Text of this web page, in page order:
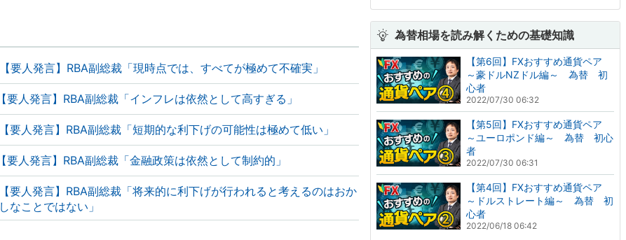
【要人発言】RBA副総裁「現時点では、すべてが極めて不確実」
【要人発言】RBA副総裁「インフレは依然として高すぎる」
【要人発言】RBA副総裁「短期的な利下げの可能性は極めて低い」
【要人発言】RBA副総裁「金融政策は依然として制約的」
【要人発言】RBA副総裁「将来的に利下げが行われると考えるのはおか
しなことではない」
為替相場を読み解くための基礎知識
【第6回】FXおすすめ通貨ペア
～豪ドルNZドル編～ 為替 初
心者
2022/07/30 06:32
【第5回】FXおすすめ通貨ペア
～ユーロポンド編～ 為替 初心
者
2022/07/30 06:31
【第4回】FXおすすめ通貨ペア
～ドルストレート編～ 為替 初
心者
2022/06/18 06:42